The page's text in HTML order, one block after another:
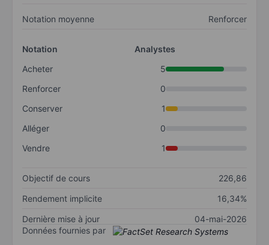
Notation moyenne Renforcer
Notation
Analystes
Acheter
5
Renforcer
0
Conserver
1
Alléger
0
Vendre
1
Objectif de cours
226,86
Rendement implicite
16,34%
Dernière mise à jour
04-mai-2026
Données fournies par